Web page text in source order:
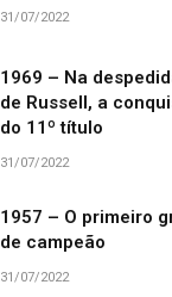
31/07/2022
1969 – Na
de Russell, a
do 11º título
31/07/2022
1957 – O primeiro
de campeão
31/07/2022